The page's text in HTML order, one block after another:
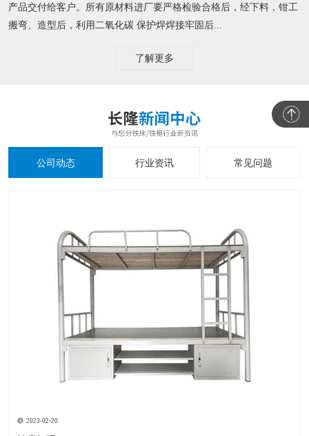
产品交付给客户。所有原材料进厂要严格检验合格后，经下料，钳工
搬弯、造型后，利用二氧化碳 保护焊焊接牢固后...
了解更多
公司动态 行业资讯 常见问题
2023-02-20